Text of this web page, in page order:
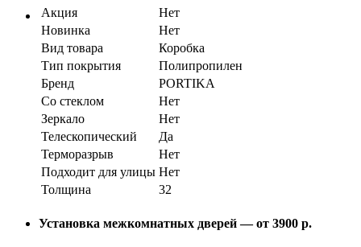
Акция
Нет
Новинка
Нет
Вид товара
Коробка
Тип покрытия
Полипропилен
Бренд
PORTIKA
Со стеклом
Нет
Зеркало
Нет
Телескопический
Да
Терморазрыв
Нет
Подходит для улицы Нет
Толщина
32
Установка межкомнатных дверей — от 3900 р.